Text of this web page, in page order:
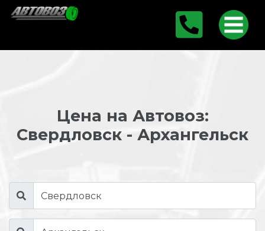
Цена на Автовоз:
Свердловск - Архангельск